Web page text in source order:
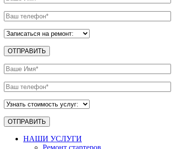
НАШИ УСЛУГИ